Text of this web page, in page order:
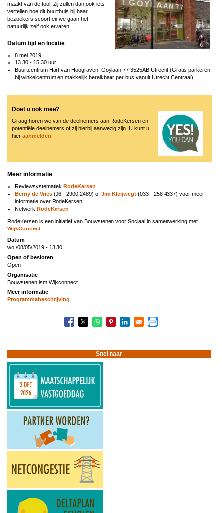
maakt van de tool. Zij zullen dan ook iets
vertellen hoe dit buurthuis bij haar
bezoekers scoort en we gaan het
natuurlijk zelf ook ervaren.
Datum tijd en locatie
8 mei 2019
13.30 - 15.30 uur
Buurtcentrum Hart van Hoograven, Goylaan 77 3525AB Utrecht (Gratis parkeren
bij winkelcentrum en makkelijk bereikbaar per bus vanuit Utrecht Centraal)
Doet u ook mee?
Graag horen we van de deelnemers aan RodeKersen en
potentiële deelnemers of zij hierbij aanwezig zijn. U kunt u
hier aanmelden
Meer informatie
Reviewsystematiek RodeKersen
Berny de Vries (06 - 2900 2489) of Jim Kleijwegt (033 - 258 4337) voor meer
informatie over RodeKersen
Netwerk RodeKersen
RodeKersen is een initiatief van Bouwstenen voor Sociaal in samenwerking met
WijkConnect
Datum
wo /08/05/2019 - 13:30
Open of besloten
Open
Organisatie
Bouwstenen ism Wijkconnect
Meer informatie
Programmabeschrijving
Snel naar